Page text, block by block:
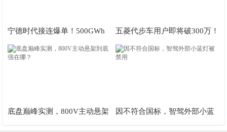
宁德时代接连爆单！500GWh
空间待启！近2400家企业抢入
赛道
五菱代步车用户即将破300万！
底盘巅峰实测，800V主动悬架
因不符合国标，智驾外部小蓝